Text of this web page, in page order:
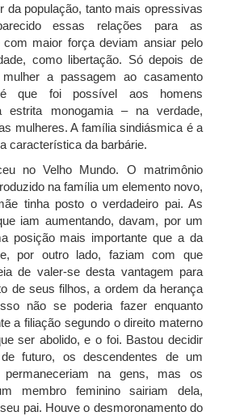
da população, tanto mais opressivas
essas relações para as
com maior força deviam ansiar pelo
como libertação. Só depois de
a passagem ao casamento
é que foi possível aos homens
estrita monogamia – na verdade,
mulheres. A família sindiásmica é a
característica da barbárie.
no Velho Mundo. O matrimônio
na família um elemento novo,
tinha posto o verdadeiro pai. As
iam aumentando, davam, por um
posição mais importante que a da
por outro lado, faziam com que
de valer-se desta vantagem para
de seus filhos, a ordem da herança
não se poderia fazer enquanto
a filiação segundo o direito materno
ser abolido, e o foi. Bastou decidir
futuro, os descendentes de um
permaneceriam na gens, mas os
membro feminino sairiam dela,
pai. Houve o desmoronamento do